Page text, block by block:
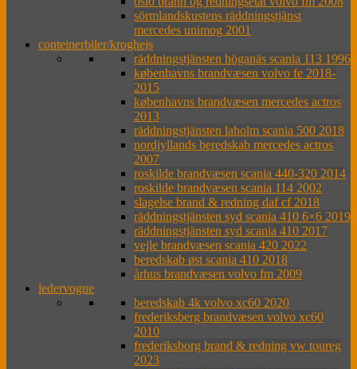
sörmlandskustens räddningstjänst
mercedes unimog 2001
conteinerbiler/kroghejs
räddningstjänsten höganäs scania 113 1996
københavns brandvæsen volvo fe 2018-
2015
københavns brandvæsen mercedes actros
2013
räddningstjänsten laholm scania 500 2018
nordjyllands beredskab mercedes actros
2007
roskilde brandvæsen scania 440-320 2014
roskilde brandvæsen scania 114 2002
slagelse brand & redning daf cf 2018
räddningstjänsten syd scania 410 6×6 2019
räddningstjänsten syd scania 410 2017
vejle brandvæsen scania 420 2022
beredskab øst scania 410 2018
århus brandvæsen volvo fm 2009
ledervogne
beredskab 4k volvo xc60 2020
frederiksberg brandvæsen volvo xc60
2010
frederiksborg brand & redning vw toureg
2023